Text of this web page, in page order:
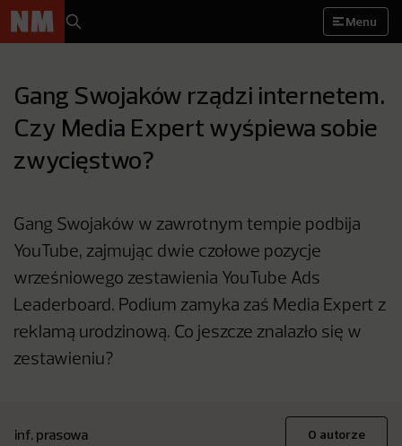
Menu
Gang Swojaków rządzi internetem.
Czy Media Expert wyśpiewa sobie
zwycięstwo?
Gang Swojaków w zawrotnym tempie podbija
YouTube, zajmując dwie czołowe pozycje
wrześniowego zestawienia YouTube Ads
Leaderboard. Podium zamyka zaś Media Expert z
reklamą urodzinową. Co jeszcze znalazło się w
zestawieniu?
inf. prasowa O autorze